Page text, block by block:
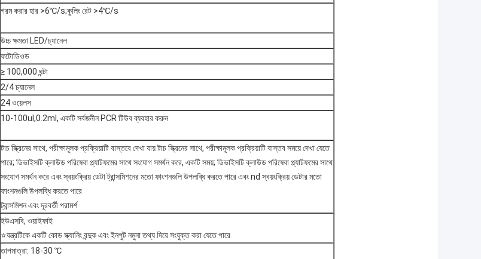
গরম করার হার >6℃/s;কুলিং রেট >4℃/s
উচ্চ ক্ষমতা LED/চ্যানেল
ফটোডিওড
≥ 100,000 ঘন্টা
2/4 চ্যানেল
24 ওয়েলস
10-100ul,0.2ml, একটি সর্বজনীন PCR টিউব ব্যবহার করুন
টাচ স্ক্রিনের সাথে, পরীক্ষামূলক প্রক্রিয়াটি বাস্তবে দেখা যায় টাচ স্ক্রিনের সাথে, পরীক্ষামূলক প্রক্রিয়াটি বাস্তব সময়ে দেখা যেতে
পারে; ডিভাইসটি ক্লাউড পরিষেবা প্ল্যাটফমের সাথে সংযোগ সমর্থন করে, একটি সময়; ডিভাইসটি ক্লাউড পরিষেবা প্ল্যাটফমের সাথে
সংযোগ সমর্থন করে এবং স্বয়ংক্রিয় ডেটা ট্রান্সমিশনের মতো ফাংশনগুলি উপলব্ধি করতে পারে এবং nd স্বয়ংক্রিয় ডেটার মতো
ফাংশনগুলি উপলব্ধি করতে পারে
ট্রান্সমিশন এবং দূরবর্তী পরামর্শ
ইউএসবি, ওয়াইফাই
⭐যন্ত্রটিকে একটি কোড স্ক্যানিং বন্দুক এবং ইনপুট নমুনা তথ্য দিয়ে সংযুক্ত করা যেতে পারে
তাপমাত্রা: 18-30 ℃